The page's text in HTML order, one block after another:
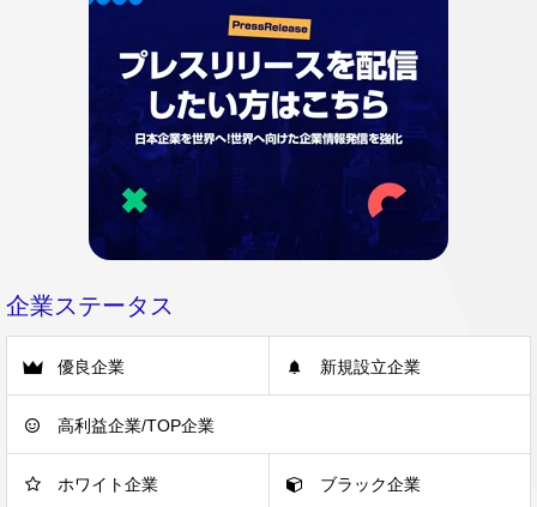
企業ステータス
優良企業 新規設立企業
高利益企業/TOP企業
ホワイト企業 ブラック企業